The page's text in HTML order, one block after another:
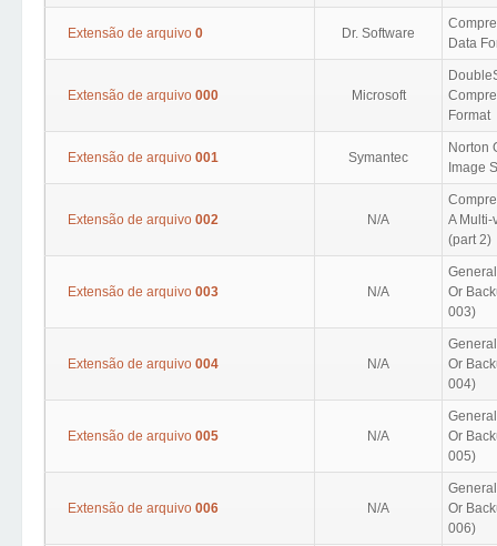
Extensão de arquivo 0 Dr. Software
Data
Extensão de arquivo 000 Microsoft
Format
Extensão de arquivo 001 Symantec
Norton
Image
Extensão de arquivo 002 N/A
A Multi-
(part 2)
Extensão de arquivo 003 N/A
Or
003)
Extensão de arquivo 004 N/A
Or
004)
Extensão de arquivo 005 N/A
Or
005)
Extensão de arquivo 006 N/A
Or
006)